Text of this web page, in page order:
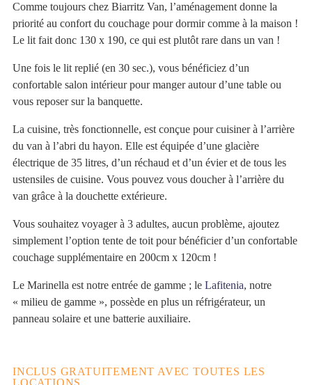
Comme toujours chez Biarritz Van, l’aménagement donne la
priorité au confort du couchage pour dormir comme à la maison !
Le lit fait donc 130 x 190, ce qui est plutôt rare dans un van !
Une fois le lit replié (en 30 sec.), vous bénéficiez d’un
confortable salon intérieur pour manger autour d’une table ou
vous reposer sur la banquette.
La cuisine, très fonctionnelle, est conçue pour cuisiner à l’arrière
du van à l’abri du hayon. Elle est équipée d’une glacière
électrique de 35 litres, d’un réchaud et d’un évier et de tous les
ustensiles de cuisine. Vous pouvez vous doucher à l’arrière du
van grâce à la douchette extérieure.
Vous souhaitez voyager à 3 adultes, aucun problème, ajoutez
simplement l’option tente de toit pour bénéficier d’un confortable
couchage supplémentaire en 200cm x 120cm !
Le Marinella est notre entrée de gamme ; le Lafitenia, notre
« milieu de gamme », possède en plus un réfrigérateur, un
panneau solaire et une batterie auxiliaire.
INCLUS GRATUITEMENT AVEC TOUTES LES